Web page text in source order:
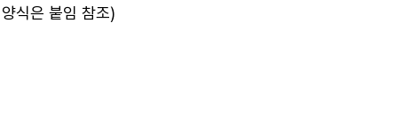
식은 붙임 참조)